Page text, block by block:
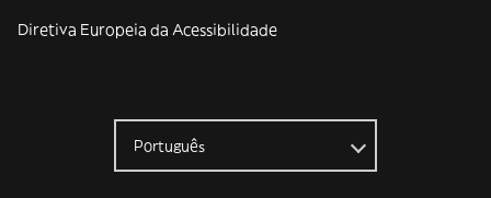
Diretiva Europeia da Acessibilidade